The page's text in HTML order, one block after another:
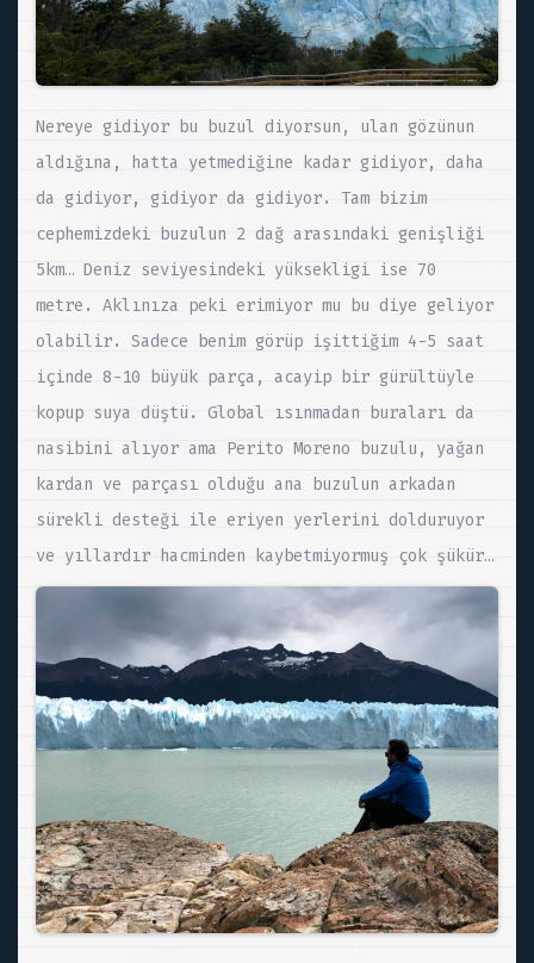
Nereye gidiyor bu buzul diyorsun, ulan gözünun
aldığına, hatta yetmediğine kadar gidiyor, daha
da gidiyor, gidiyor da gidiyor. Tam bizim
cephemizdeki buzulun 2 dağ arasındaki genişliği
5km… Deniz seviyesindeki yüksekligi ise 70
metre. Aklınıza peki erimiyor mu bu diye geliyor
olabilir. Sadece benim görüp işittiğim 4-5 saat
içinde 8-10 büyük parça, acayip bir gürültüyle
kopup suya düştü. Global ısınmadan buraları da
nasibini alıyor ama Perito Moreno buzulu, yağan
kardan ve parçası olduğu ana buzulun arkadan
sürekli desteği ile eriyen yerlerini dolduruyor
ve yıllardır hacminden kaybetmiyormuş çok şükür…